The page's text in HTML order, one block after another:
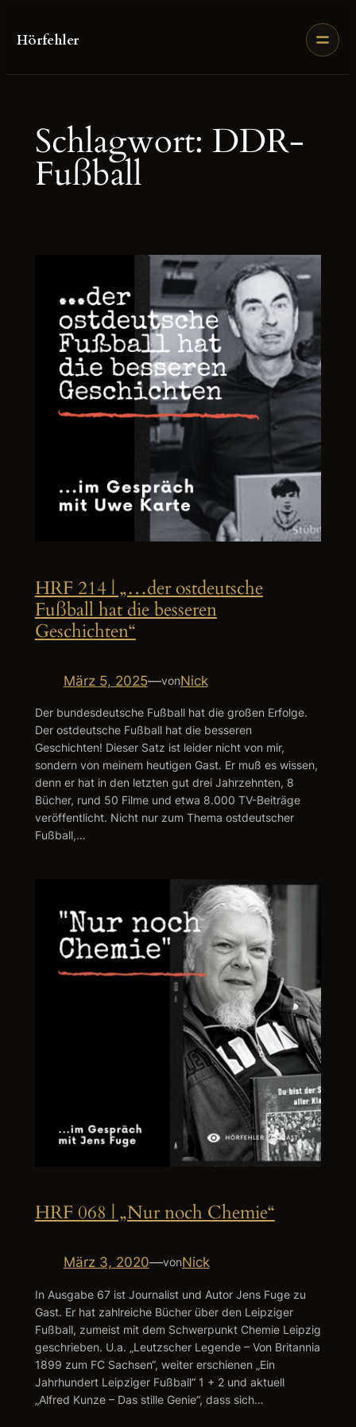
Inhalt
Hörfehler
Schlagwort: DDR-
Fußball
HRF 214 | „…der ostdeutsche
Fußball hat die besseren
Geschichten“
März 5, 2025—vonNick
Der bundesdeutsche Fußball hat die großen Erfolge.
Der ostdeutsche Fußball hat die besseren
Geschichten! Dieser Satz ist leider nicht von mir,
sondern von meinem heutigen Gast. Er muß es wissen,
denn er hat in den letzten gut drei Jahrzehnten, 8
Bücher, rund 50 Filme und etwa 8.000 TV-Beiträge
veröffentlicht. Nicht nur zum Thema ostdeutscher
Fußball,…
HRF 068 | „Nur noch Chemie“
März 3, 2020—vonNick
In Ausgabe 67 ist Journalist und Autor Jens Fuge zu
Gast. Er hat zahlreiche Bücher über den Leipziger
Fußball, zumeist mit dem Schwerpunkt Chemie Leipzig
geschrieben. U.a. „Leutzscher Legende – Von Britannia
1899 zum FC Sachsen“, weiter erschienen „Ein
Jahrhundert Leipziger Fußball“ 1 + 2 und aktuell
„Alfred Kunze – Das stille Genie“, dass sich…